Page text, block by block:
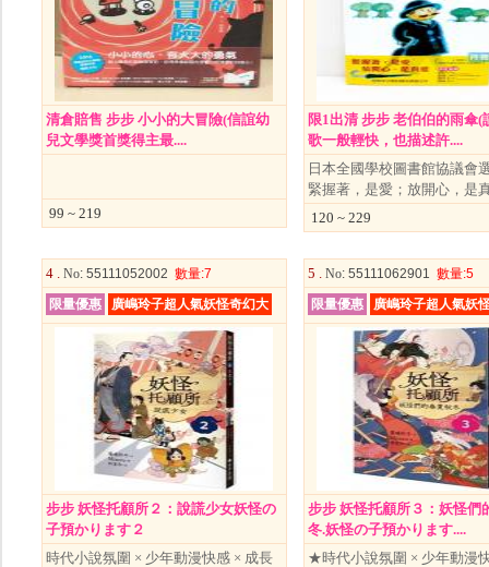
清倉賠售 步步 小小的大冒險(信誼幼
兒文學獎首獎得主最....
99 ~ 219
限1出清 步步 老伯伯的雨傘(
歌一般輕快，也描述許....
日本全國學校圖書館協議會
緊握著，是愛；放開心，是
120 ~ 229
4 . No: 55111052002 數量:7
限量優惠
廣嶋玲子超人氣妖怪奇幻大
步步 妖怪托顧所２：說謊少女妖怪の
子預かります２
時代小說氛圍 × 少年動漫快感 × 成長
5 . No: 55111062901 數量:5
限量優惠
廣嶋玲子超人氣妖
步步 妖怪托顧所３：妖怪們
冬.妖怪の子預かります....
★時代小說氛圍 × 少年動漫